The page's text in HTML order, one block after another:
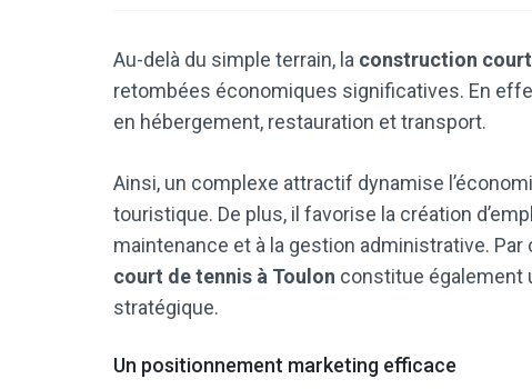
Au-delà du simple terrain, la construction
retombées économiques significatives. En
en hébergement, restauration et transport.
Ainsi, un complexe attractif dynamise
touristique. De plus, il favorise la création
maintenance et à la gestion administrative.
court de tennis à Toulon constitue également
stratégique.
Un positionnement marketing efficace